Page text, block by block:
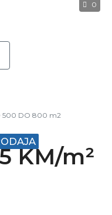
0
500 DO 800 m2
KM/m²